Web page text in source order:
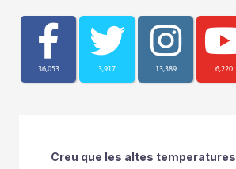
36,053 3,917 13,389 6,220
Creu que les altes temperatures